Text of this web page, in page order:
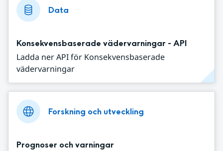
Data
Konsekvensbaserade vädervarningar - API
Ladda ner API för Konsekvensbaserade
vädervarningar
Forskning och utveckling
Prognoser och varningar